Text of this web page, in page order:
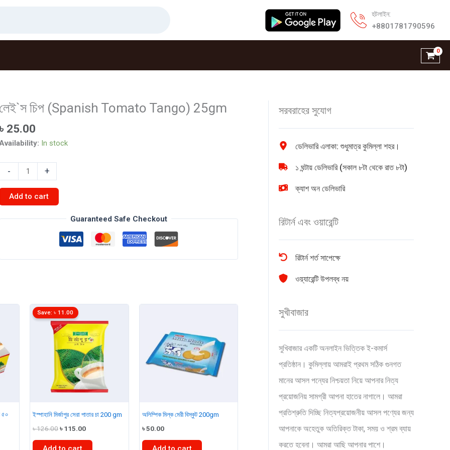
হটলাইন:
+8801781790596
লেই`স চিপ (Spanish Tomato Tango) 25gm
25.00
In stock
- +
Add to cart
Guaranteed Safe Checkout
৫০
ইস্পাহানি মির্জাপুর সেরা পাতার চা 200 gm
৳126.00Original
was:
৳115.00Current
is:
Save:৳11.00
অলিম্পিক মিল্ক মেরী বিস্কুট 200gm
৳50.00
সরবরাহের সুযোগ
ডেলিভারি এলাকা: শুধুমাত্র কুমিল্লা শহর।
১ ঘন্টায় ডেলিভারি (সকাল ৮টা থেকে রাত ৮টা)
ক্যাশ অন ডেলিভারি
রিটার্ন এবং ওয়ারেন্টি
রিটার্ন শর্ত সাপেক্ষে
ওয়্যারেন্টি উপলব্ধ নয়
সুখীবাজার
সুখিবাজার একটি অনলাইন ভিত্তিক ই-কমার্স
প্রতিষ্ঠান। কুমিল্লায় আমরাই প্রথম সঠিক গুনগত
মানের আসল পন্যের নিশ্চয়তা নিয়ে আপনার নিত্য
প্রয়োজনিয় সামগ্রী আপনা হাতের নাগালে। আমরা
প্রতিশ্রুতি দিচ্ছি নিত্যপ্রয়োজনীয় আসল পণ্যের জন্য
আপনাকে অহেতুক অতিরিক্ত টাকা, সময় ও শ্রম ব্যায়
করতে হবেনা। আমরা আছি আপনার পাশে।